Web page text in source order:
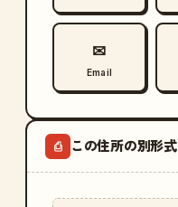
✉
Email
⎙ この住所の別形式